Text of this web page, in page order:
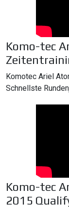
Komo-tec
Komotec Ariel
Schnellste
Komo-tec
2015